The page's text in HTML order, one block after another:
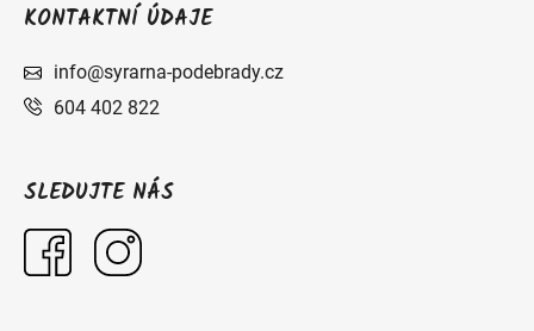
KONTAKTNÍ ÚDAJE
info@syrarna-podebrady.cz
604 402 822
SLEDUJTE NÁS